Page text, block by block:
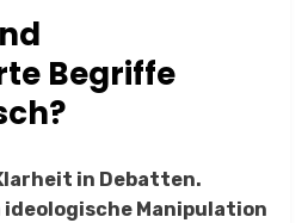
Begriffe
in Debatten.
Manipulation